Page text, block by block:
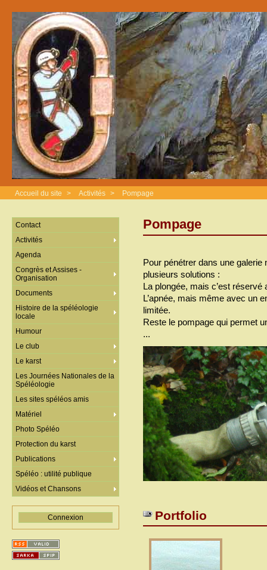
Accueil du site > Activités > Pompage
Pompage
Pour pénétrer dans une galerie
plusieurs solutions :
La plongée, mais c’est réservé
L’apnée, mais même avec un
limitée.
Reste le pompage qui permet
...
Portfolio
Contact
Activités
Agenda
Congrès et Assises -
Organisation
Documents
Histoire de la spéléologie
locale
Humour
Le club
Le karst
Les Journées Nationales de la
Spéléologie
Les sites spéléos amis
Matériel
Photo Spéléo
Protection du karst
Publications
Spéléo : utilité publique
Vidéos et Chansons
Connexion